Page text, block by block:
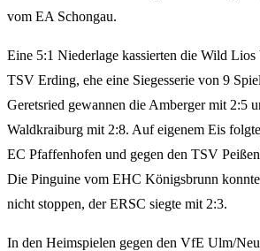
vom EA Schongau.
Eine 5:1 Niederlage kassierten die Wild
TSV Erding, ehe eine Siegesserie von 9
Geretsried gewannen die Amberger mit 2:5
Waldkraiburg mit 2:8. Auf eigenem Eis
EC Pfaffenhofen und gegen den TSV
Die Pinguine vom EHC Königsbrunn
nicht stoppen, der ERSC siegte mit 2:3.
In den Heimspielen gegen den VfE Ulm/